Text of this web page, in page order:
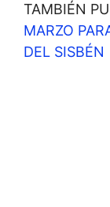
TAMBIÉN
MARZO
DEL SISBÉN